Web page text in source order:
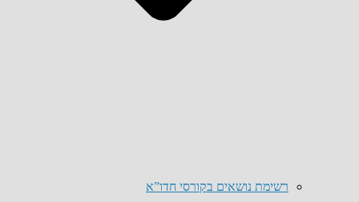
רשימת נושאים בקורסי חדו”א